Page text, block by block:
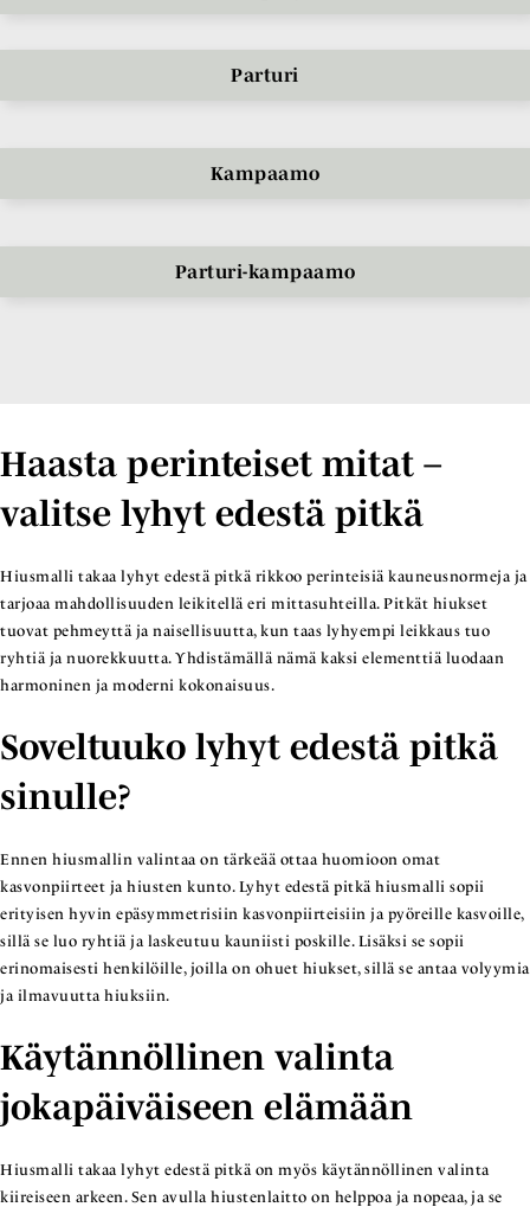
Parturi
Kampaamo
Parturi-kampaamo
Haasta perinteiset mitat –
valitse lyhyt edestä pitkä
Hiusmalli takaa lyhyt edestä pitkä rikkoo perinteisiä kauneusnormeja ja
tarjoaa mahdollisuuden leikitellä eri mittasuhteilla. Pitkät hiukset
tuovat pehmeyttä ja naisellisuutta, kun taas lyhyempi leikkaus tuo
ryhtiä ja nuorekkuutta. Yhdistämällä nämä kaksi elementtiä luodaan
harmoninen ja moderni kokonaisuus.
Soveltuuko lyhyt edestä pitkä
sinulle?
Ennen hiusmallin valintaa on tärkeää ottaa huomioon omat
kasvonpiirteet ja hiusten kunto. Lyhyt edestä pitkä hiusmalli sopii
erityisen hyvin epäsymmetrisiin kasvonpiirteisiin ja pyöreille kasvoille,
sillä se luo ryhtiä ja laskeutuu kauniisti poskille. Lisäksi se sopii
erinomaisesti henkilöille, joilla on ohuet hiukset, sillä se antaa volyymia
ja ilmavuutta hiuksiin.
Käytännöllinen valinta
jokapäiväiseen elämään
Hiusmalli takaa lyhyt edestä pitkä on myös käytännöllinen valinta
kiireiseen arkeen. Sen avulla hiustenlaitto on helppoa ja nopeaa, ja se